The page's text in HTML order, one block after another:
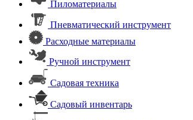
Пиломатериалы
Пневматический инструмент
Расходные материалы
Ручной инструмент
Садовая техника
Садовый инвентарь